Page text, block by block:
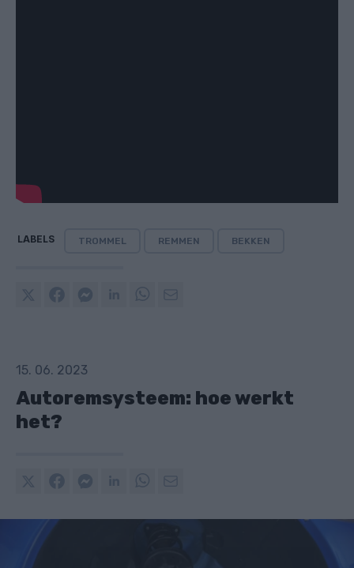
LABELS TROMMEL REMMEN BEKKEN
15. 06. 2023
Autoremsysteem: hoe werkt
het?